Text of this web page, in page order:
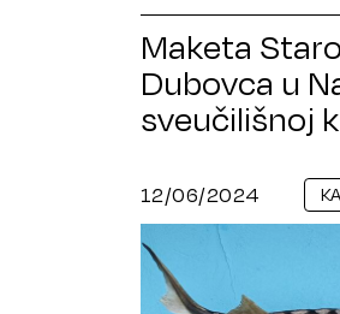
Maketa
Dubovca u
sveučilišnoj
12/06/2024